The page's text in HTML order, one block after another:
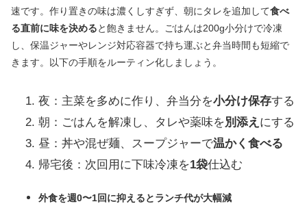
速です。作り置きの味は濃くしすぎず、朝にタレを追加して食べ
る直前に味を決めると飽きません。ごはんは200g小分けで冷凍
し、保温ジャーやレンジ対応容器で持ち運ぶと弁当時間も短縮で
きます。以下の手順をルーティン化しましょう。
夜：主菜を多めに作り、弁当分を小分け保存する
朝：ごはんを解凍し、タレや薬味を別添え にする
昼：丼や混ぜ麺、スープジャーで温かく食べる
帰宅後：次回用に下味冷凍を1袋仕込む
外食を週0〜1回に抑えるとランチ代が大幅減